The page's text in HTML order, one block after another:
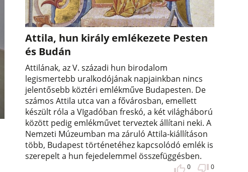
Attila, hun király emlékezete Pesten
és Budán
Attilának, az V. századi hun birodalom
legismertebb uralkodójának napjainkban nincs
jelentősebb köztéri emlékműve Budapesten. De
számos Attila utca van a fővárosban, emellett
készült róla a VIgadóban freskó, a két világháború
között pedig emlékművet terveztek állítani neki. A
Nemzeti Múzeumban ma záruló Attila-kiállításon
több, Budapest történetéhez kapcsolódó emlék is
szerepelt a hun fejedelemmel összefüggésben.
0 0